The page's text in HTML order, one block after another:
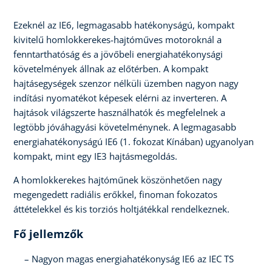
Ezeknél az IE6, legmagasabb hatékonyságú, kompakt
kivitelű homlokkerekes-hajtóműves motoroknál a
fenntarthatóság és a jövőbeli energiahatékonysági
követelmények állnak az előtérben. A kompakt
hajtásegységek szenzor nélküli üzemben nagyon nagy
indítási nyomatékot képesek elérni az inverteren. A
hajtások világszerte használhatók és megfelelnek a
legtöbb jóváhagyási követelménynek. A legmagasabb
energiahatékonyságú IE6 (1. fokozat Kínában) ugyanolyan
kompakt, mint egy IE3 hajtásmegoldás.
A homlokkerekes hajtóműnek köszönhetően nagy
megengedett radiális erőkkel, finoman fokozatos
áttételekkel és kis torziós holtjátékkal rendelkeznek.
Fő jellemzők
Nagyon magas energiahatékonyság IE6 az IEC TS